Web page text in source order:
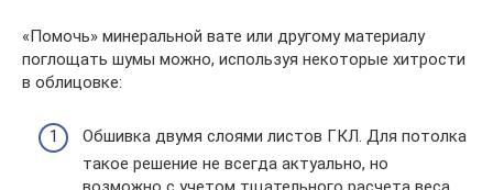
«Помочь» минеральной вате или другому материалу
поглощать шумы можно, используя некоторые хитрости
в облицовке:
Обшивка двумя слоями листов ГКЛ. Для потолка
такое решение не всегда актуально, но